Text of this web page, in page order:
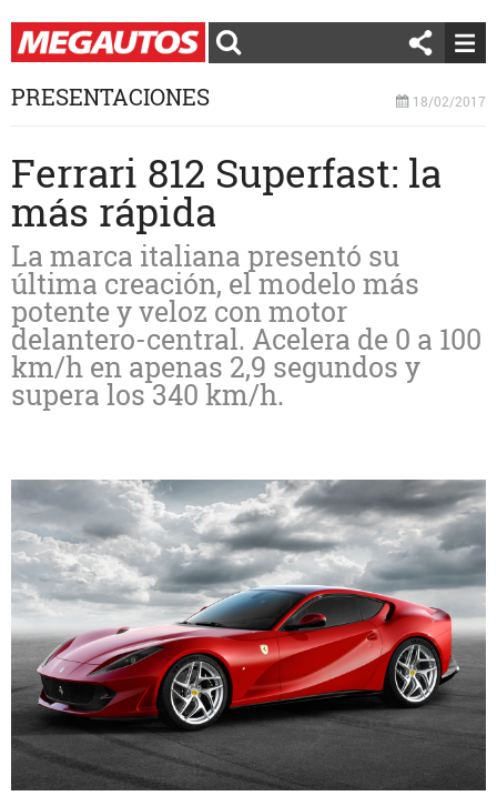
PRESENTACIONES 18/02/2017
Ferrari 812 Superfast: la
más rápida
La marca italiana presentó su
última creación, el modelo más
potente y veloz con motor
delantero-central. Acelera de 0 a 100
km/h en apenas 2,9 segundos y
supera los 340 km/h.